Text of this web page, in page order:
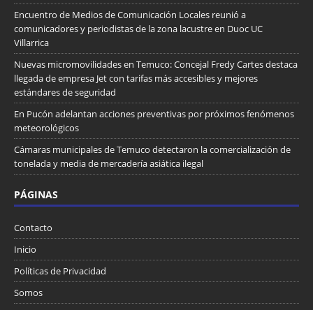
Encuentro de Medios de Comunicación Locales reunió a
comunicadores y periodistas de la zona lacustre en Duoc UC
Villarrica
Nuevas micromovilidades en Temuco: Concejal Fredy Cartes destaca
llegada de empresa Jet con tarifas más accesibles y mejores
estándares de seguridad
En Pucón adelantan acciones preventivas por próximos fenómenos
meteorológicos
Cámaras municipales de Temuco detectaron la comercialización de
tonelada y media de mercadería asiática ilegal
PÁGINAS
Contacto
Inicio
Políticas de Privacidad
Somos